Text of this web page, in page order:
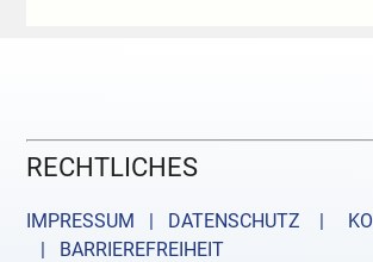
RECHTLICHES
IMPRESSUM | DATENSCHUTZ |
| BARRIEREFREIHEIT